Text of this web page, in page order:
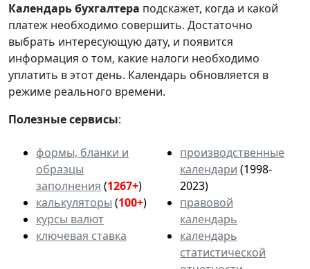
Календарьбухгалтера подскажет, когда и какой
платеж необходимо совершить. Достаточно
выбрать интересующую дату, и появится
информация о том, какие налоги необходимо
уплатить в этот день. Календарь обновляется в
режиме реального времени.
Полезные сервисы:
формы, бланки и
образцы
заполнения (1267+)
калькуляторы (100+)
курсы валют
ключевая ставка
производственные
календари (1998-
2023)
правовой
календарь
календарь
статистической